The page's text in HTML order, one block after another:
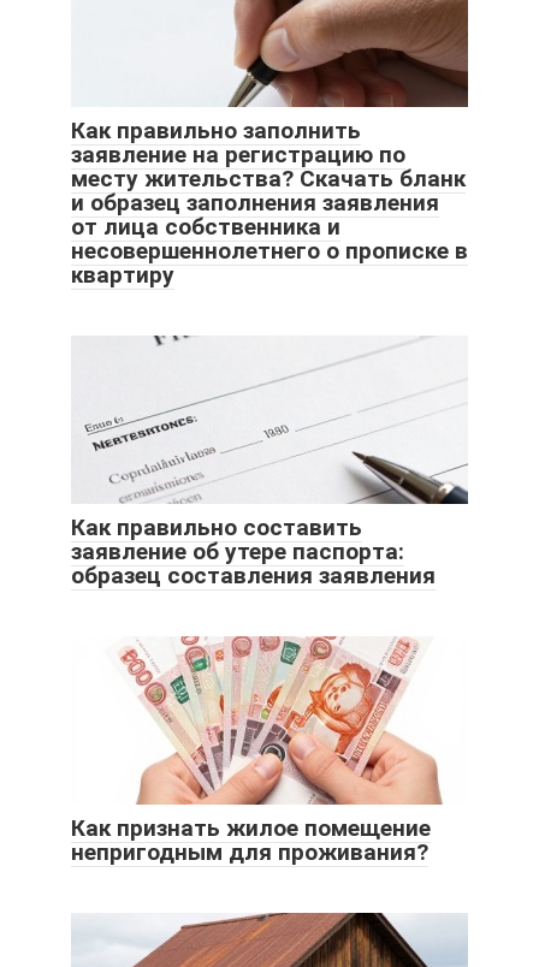
Как правильно заполнить
заявление на регистрацию по
месту жительства? Скачать бланк
и образец заполнения заявления
от лица собственника и
несовершеннолетнего о прописке в
квартиру
Как правильно составить
заявление об утере паспорта:
образец составления заявления
Как признать жилое помещение
непригодным для проживания?